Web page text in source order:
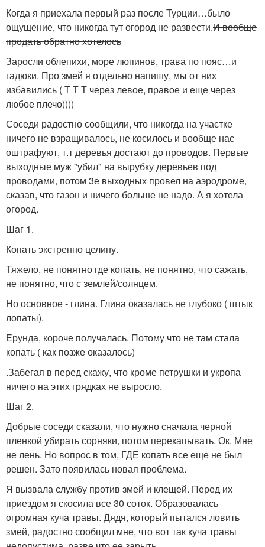
Когда я приехала первый раз после Турции…было
ощущение, что никогда тут огород не развести.И вообще
продать обратно хотелось
Заросли облепихи, море люпинов, трава по пояс…и
гадюки. Про змей я отдельно напишу, мы от них
избавились ( Т Т Т через левое, правое и еще через
любое плечо))))
Соседи радостно сообщили, что никогда на участке
ничего не взращивалось, не косилось и вообще нас
оштрафуют, т.т деревья достают до проводов. Первые
выходные муж "убил" на вырубку деревьев под
проводами, потом 3е выходных провел на аэродроме,
сказав, что газон и ничего больше не надо. А я хотела
огород.
Шаг 1.
Копать экстренно целину.
Тяжело, не понятно где копать, не понятно, что сажать,
не понятно, что с землей/солнцем.
Но основное - глина. Глина оказалась не глубоко ( штык
лопаты).
Ерунда, короче получалась. Потому что не там стала
копать ( как позже оказалось)
.Забегая в перед скажу, что кроме петрушки и укропа
ничего на этих грядках не выросло.
Шаг 2.
Добрые соседи сказали, что нужно сначала черной
пленкой убирать сорняки, потом перекапывать. Ок. Мне
не лень. Но вопрос в том, ГДЕ копать все еще не был
решен. Зато появилась новая проблема.
Я вызвала службу против змей и клещей. Перед их
приездом я скосила все 30 соток. Образовалась
огромная куча травы. Дядя, который пытался ловить
змей, радостно сообщил мне, что вот так куча травы